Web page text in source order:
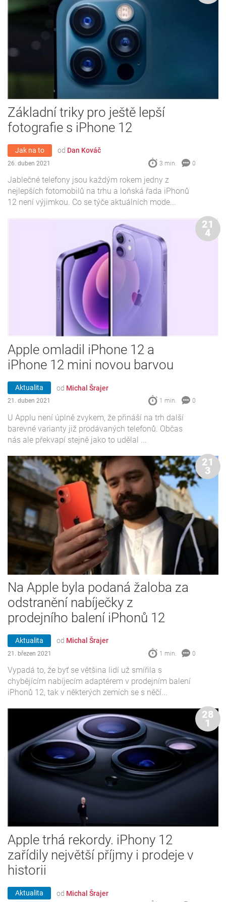
Základní triky pro ještě lepší
fotografie s iPhone 12
Jak na to od Dan Kováč
26. duben 2021 3 min. 0
Jablečné telefony jsou každým rokem jedny z
nejlepších fotomobilů na trhu a loňská řada iPhonů
12 není výjimkou. Co se týče aktuálních mode...
Apple omladil iPhone 12 a
iPhone 12 mini novou barvou
Aktualita od Michal Šrajer
21. duben 2021 1 min. 0
U Applu není úplně zvykem, že přináší na trh další
barevné varianty již prodávaných telefonů. Občas
nás ale překvapí stejně jako to udělal ...
21
4
Na Apple byla podaná žaloba za
odstranění nabíječky z
prodejního balení iPhonů 12
Aktualita od Michal Šrajer
21. březen 2021 1 min. 0
Vypadá to, že byť se většina lidí už smířila s
chybějícím nabíjecím adaptérem v prodejním balení
iPhonů 12, tak v některých zemích se s něčí...
21
3
Apple trhá rekordy. iPhony 12
zařídily největší příjmy i prodeje v
historii
Aktualita od Michal Šrajer
28
1